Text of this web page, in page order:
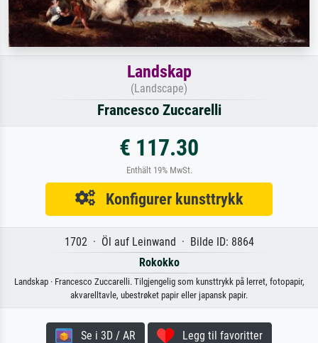
Landskap
(Landscape)
Francesco Zuccarelli
€ 117.30
Enthält 19% MwSt.
Konfigurer kunsttrykk
1702 · Öl auf Leinwand · Bilde ID: 8864
Rokokko
Landskap · Francesco Zuccarelli. Tilgjengelig som kunsttrykk på lerret, fotopapir,
akvarelltavle, ubestrøket papir eller japansk papir.
Se i 3D / AR Legg til favoritter